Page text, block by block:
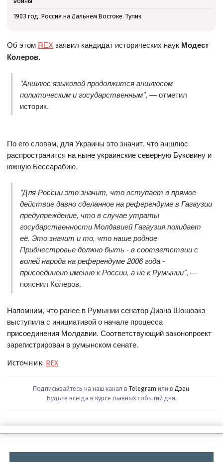
1903 год. Россия на Дальнем Востоке. Тупик
Об этом REXзаявил кандидат исторических наук Модест
Колеров.
"Аншлюс языковой продолжится аншлюсом
политическим и государственным", — отметил
историк.
По его словам, для Украины это значит, что аншлюс
распространится на ныне украинские северную Буковину и
южную Бессарабию.
"Для России это значит, что вступает в прямое
действие давно сделанное на референдуме в Гагаузии
предупреждение, что в случае утраты
государственности Молдавией Гагаузия покидает
её. Это значит и то, что наше родное
Приднестровье должно быть - в соответствии с
волей народа на референдуме 2006 года -
присоединено именно к России, а не к Румынии", —
пояснил Колеров.
Напомним, что ранее в Румынии сенатор Диана Шошоакэ
выступила с инициативой о начале процесса
присоединения Молдавии. Соответствующий законопроект
зарегистрирован в румынском сенате.
Источник: REX
Подписывайтесь на наш канал в Telegram или в Дзен.
Будьте всегда в курсе главных событий дня.